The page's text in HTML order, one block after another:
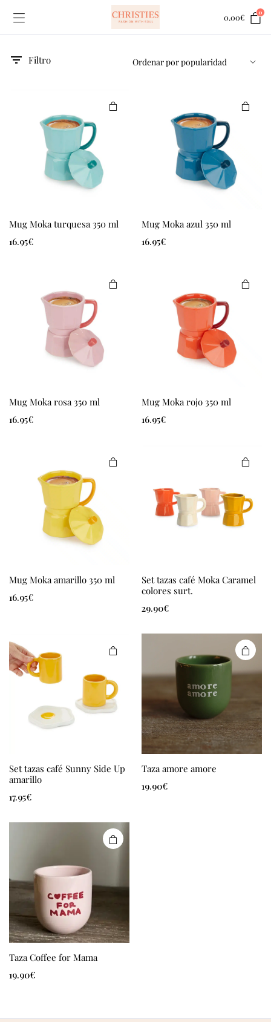
0.00€ 0
Filtro
Mug Moka turquesa 350 ml
16.95€
Mug Moka azul 350 ml
16.95€
Mug Moka rosa 350 ml
16.95€
Mug Moka rojo 350 ml
16.95€
Mug Moka amarillo 350 ml
16.95€
Set tazas café Moka Caramel
colores surt.
29.90€
Set tazas café Sunny Side Up
amarillo
17.95€
Taza amore amore
19.90€
Taza Coffee for Mama
19.90€